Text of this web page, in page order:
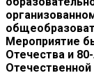
Мероприятие
Отечества и
Отечественной